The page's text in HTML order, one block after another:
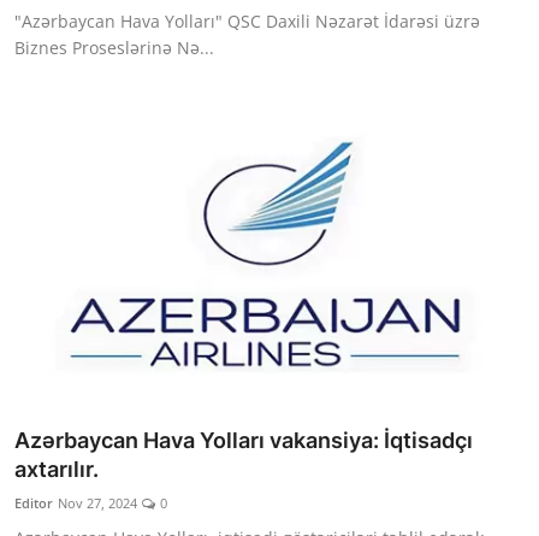
"Azərbaycan Hava Yolları" QSC Daxili Nəzarət İdarəsi üzrə
Biznes Proseslərinə Nə...
Azərbaycan Hava Yolları vakansiya: İqtisadçı
axtarılır.
Editor Nov 27, 2024 0